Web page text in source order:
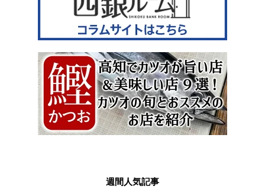
週間人気記事